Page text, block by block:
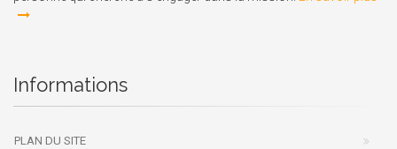
Informations
PLAN DU SITE